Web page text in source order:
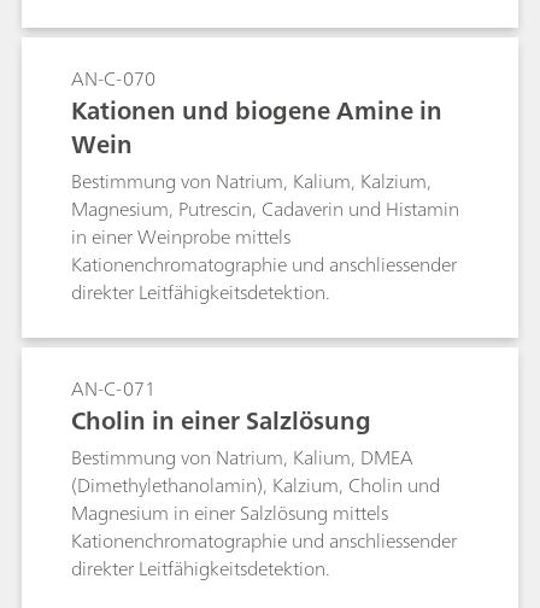
AN-C-070
Kationen und biogene Amine in
Wein
Bestimmung von Natrium, Kalium, Kalzium,
Magnesium, Putrescin, Cadaverin und Histamin
in einer Weinprobe mittels
Kationenchromatographie und anschliessender
direkter Leitfähigkeitsdetektion.
AN-C-071
Cholin in einer Salzlösung
Bestimmung von Natrium, Kalium, DMEA
(Dimethylethanolamin), Kalzium, Cholin und
Magnesium in einer Salzlösung mittels
Kationenchromatographie und anschliessender
direkter Leitfähigkeitsdetektion.